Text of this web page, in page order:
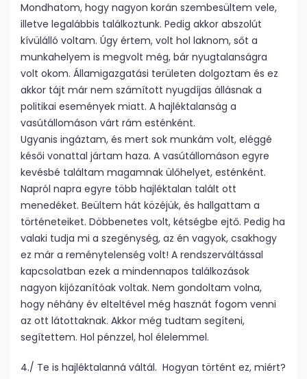
Mondhatom, hogy nagyon korán szembesültem vele,
illetve legalábbis találkoztunk. Pedig akkor abszolút
kívülálló voltam. Úgy értem, volt hol laknom, sőt a
munkahelyem is megvolt még, bár nyugtalanságra
volt okom. Államigazgatási területen dolgoztam és ez
akkor tájt már nem számított nyugdíjas állásnak a
politikai események miatt. A hajléktalanság a
vasútállomáson várt rám esténként.
Ugyanis ingáztam, és mert sok munkám volt, eléggé
késői vonattal jártam haza. A vasútállomáson egyre
kevésbé találtam magamnak ülőhelyet, esténként.
Napról napra egyre több hajléktalan talált ott
menedéket. Beültem hát közéjük, és hallgattam a
történeteiket. Döbbenetes volt, kétségbe ejtő. Pedig ha
valaki tudja mi a szegénység, az én vagyok, csakhogy
ez már a reménytelenség volt! A rendszerváltással
kapcsolatban ezek a mindennapos találkozások
nagyon kijózanítóak voltak. Nem gondoltam volna,
hogy néhány év elteltével még hasznát fogom venni
az ott látottaknak. Akkor még tudtam segíteni,
segítettem. Hol pénzzel, hol élelemmel.
4./ Te is hajléktalanná váltál. Hogyan történt ez, miért?